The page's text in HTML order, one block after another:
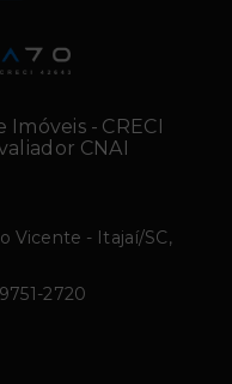
- CRECI
CNAI
Vicente - Itajaí/SC,
2720